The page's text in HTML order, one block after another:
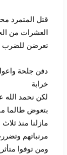
قتل المتمرد
العشرات من
تعرضن للضرب
دفن جلحة
خرابة
لكن نحمد الله
بتعوض طالما
مازلنا منذ
مرنباتهم
ومن توفوا